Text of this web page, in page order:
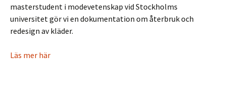
masterstudent i modevetenskap vid Stockholms
universitet gör vi en dokumentation om återbruk och
redesign av kläder.
Läs mer här